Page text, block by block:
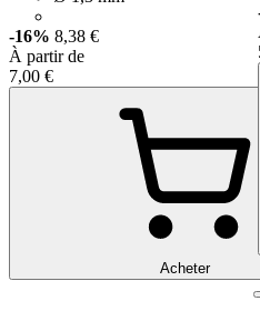
-16% 8,38 €
À partir de
7,00 €
Acheter